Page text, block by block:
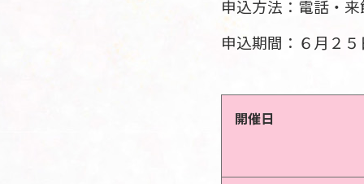
申込方法：電話・
申込期間：６ 月２
開催日